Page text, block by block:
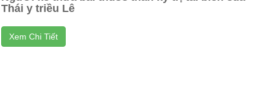
Thái y triều Lê
Xem Chi Tiết